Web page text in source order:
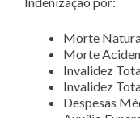
Morte
Morte
Invalidez
Invalidez
Despesas